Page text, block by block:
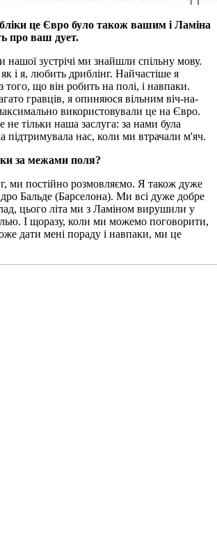
це Євро було також вашим і Ламіна
про ваш дует.
нашої зустрічі ми знайшли спільну мову.
і я, любить дриблінг. Найчастіше я
того, що він робить на полі, і навпаки.
гравців, я опиняюся вільним віч-на-
використовували це на Євро.
тільки наша заслуга: за нами була
підтримувала нас, коли ми втрачали м'яч.
за межами поля?
ми постійно розмовляємо. Я також дуже
Бальде (Барселона). Ми всі дуже добре
цього літа ми з Ламіном вирушили у
І щоразу, коли ми можемо поговорити,
дати мені пораду і навпаки, ми це